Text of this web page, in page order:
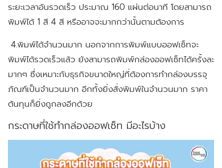
ระยะเวลาอันรวดเร็ว ประมาณ 160 แผ่นต่อนาที โดยสามารถ
พิมพ์ได้ 1 สี 4 สี หรืออาจจะมากกว่านั้นตามต้องการ
4.พิมพ์ได้จำนวนมาก นอกจากการพิมพ์แบบออฟเซ็ทจะ
พิมพ์ได้รวดเร็วแล้ว ยังสามารถพิมพ์กล่องออฟเซ็ทได้ครั้งละ
มากๆ ซึ่งเหมาะกับธุรกิจขนาดใหญ่ที่ต้องการทำกล่องบรรจุ
ภัณฑ์เป็นจำนวนมาก อีกทั้งยิ่งสั่งพิมพ์ในจำนวนมาก ราคา
ต้นทุนก็ยิ่งถูกลงอีกด้วย
กระดาษที่ใช้ทำกล่องออฟเซ็ท มีอะไรบ้าง